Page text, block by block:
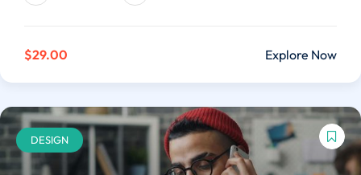
$29.00 Explore Now
DESIGN